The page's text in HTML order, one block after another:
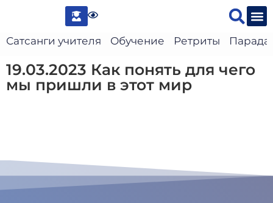
Сатсанги учителя Обучение Ретриты
19.03.2023 Как понять для чего
мы пришли в этот мир